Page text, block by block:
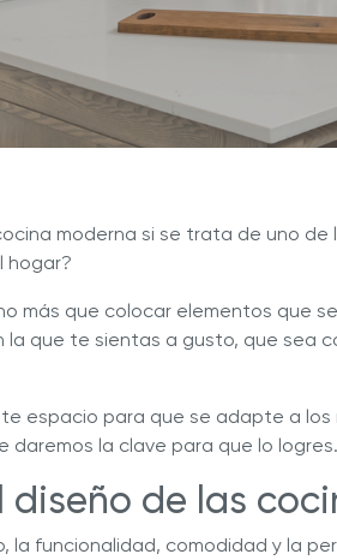
Deluxe Easy Release Royal
Nuestros Blogs
Explora
Recetas
Cite es una empresa
directa?
moderna si se trata de uno
hogar?
más que colocar elementos que
la que te sientas a gusto, que sea
espacio para que se adapte a
daremos la clave para que lo logres.
diseño de las
la funcionalidad, comodidad y la